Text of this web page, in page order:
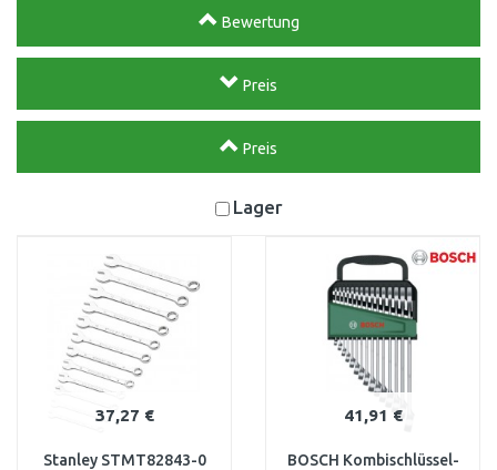
Bewertung
Preis
Preis
Lager
37,27 €
Stanley STMT82843-0
41,91 €
BOSCH Kombischlüssel-